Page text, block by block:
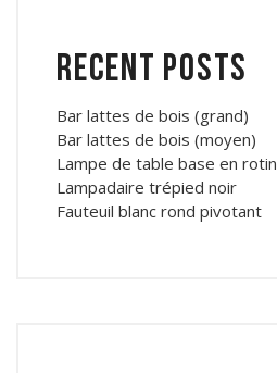
Recent Posts
Bar lattes de bois (grand)
Bar lattes de bois (moyen)
Lampe de table base en rotin
Lampadaire trépied noir
Fauteuil blanc rond pivotant